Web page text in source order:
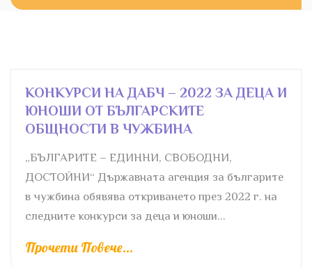
КОНКУРСИ НА ДАБЧ – 2022 ЗА ДЕЦА И
ЮНОШИ ОТ БЪЛГАРСКИТЕ
ОБЩНОСТИ В ЧУЖБИНА
„БЪЛГАРИТЕ – ЕДИННИ, СВОБОДНИ,
ДОСТОЙНИ“ Държавната агенция за българите
в чужбина обявява откриването през 2022 г. на
следните конкурси за деца и юноши...
Прочети Повече...